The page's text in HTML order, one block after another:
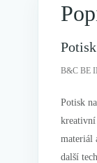
B&C BE
Potisk
kreativní
materiál
další